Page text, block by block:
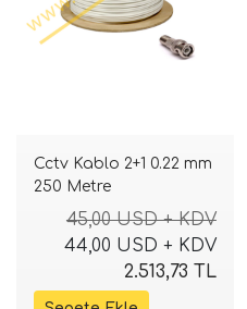
Cctv Kablo 2+1 0.22 mm
250 Metre
45,00 USD + KDV
44,00 USD + KDV
2.513,73 TL